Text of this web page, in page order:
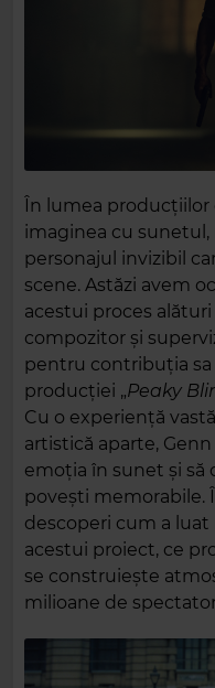
În lumea
imaginea cu sunetul,
personajul invizibil
scene. Astăzi avem
acestui proces alături
compozitor și
pentru contribuția sa
producției „Peaky
Cu o experiență
artistică aparte,
emoția în sunet și
povești memorabile.
descoperi cum a luat
acestui proiect, ce
se construiește
milioane de